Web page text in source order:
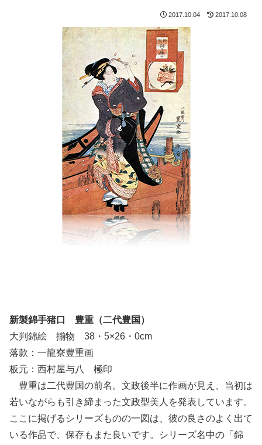
2017.10.04 2017.10.08
新製錦手猪口 豊重（二代豊国）
大判錦絵 揃物 38・5×26・0cm
落款：一龍寮豊重画
板元：西村屋与八 極印
豊重は二代豊国の前名。文政後半に作画が見え、当初は
若いながらも引き締まった文政型美人を発表しています。
ここに掲げるシリーズものの一図は、彼の良さのよく出て
いる作品で、保存もまた良いです。シリーズ名中の「錦